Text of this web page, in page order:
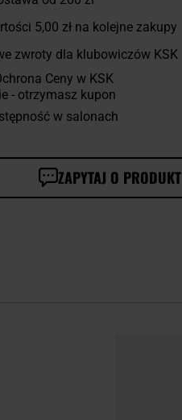
5,00 złna kolejne zakupy
zwroty dla klubowiczów KSK
Ceny w KSK
- otrzymasz kupon
w salonach
ZAPYTAJ O PRODUKT